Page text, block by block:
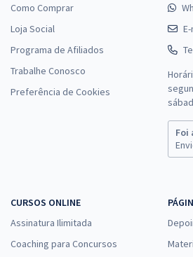
Como Comprar
Loja Social
Programa de Afiliados
Trabalhe Conosco
Preferência de Cookies
Foi
CURSOS ONLINE
Assinatura Ilimitada
Coaching para Concursos